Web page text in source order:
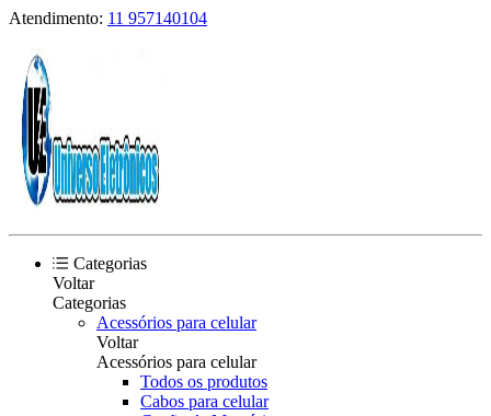
Atendimento: 11 957140104
Categorias
Voltar
Categorias
Acessórios para celular
Voltar
Acessórios para celular
Todos os produtos
Cabos para celular